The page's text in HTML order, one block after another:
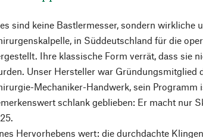
sind keine Bastlermesser, sondern wirkliche
in Süddeutschland für die
Ihre klassische Form verrät, dass sie
Unser Hersteller war Gründungsmitglied
Mechaniker-Handwerk, sein Programm
schlank geblieben: Er macht nur
Hervorhebens wert: die durchdachte